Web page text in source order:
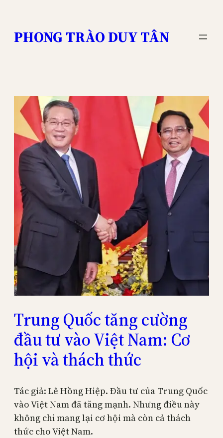
content
PHONG TRÀO DUY TÂN
Trung Quốc tăng cường
đầu tư vào Việt Nam: Cơ
hội và thách thức
Tác giả: Lê Hồng Hiệp. Đầu tư của Trung Quốc
vào Việt Nam đã tăng mạnh. Nhưng điều này
không chỉ mang lại cơ hội mà còn cả thách
thức cho Việt Nam.